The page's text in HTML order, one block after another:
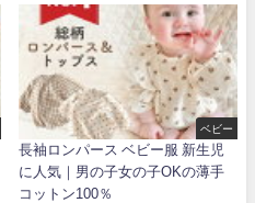
ベビー
長袖ロンパース ベビー服 新生児
に人気｜男の子女の子OKの薄手
コットン100％